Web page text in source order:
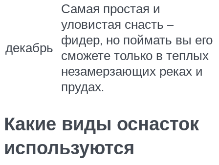
декабрь
Самая простая и
уловистая снасть –
фидер, но поймать вы его
сможете только в теплых
незамерзающих реках и
прудах.
Какие виды оснасток
используются